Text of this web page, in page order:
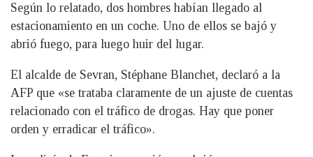
Según lo relatado, dos hombres habían llegado al
estacionamiento en un coche. Uno de ellos se bajó y
abrió fuego, para luego huir del lugar.
El alcalde de Sevran, Stéphane Blanchet, declaró a la
AFP que «se trataba claramente de un ajuste de cuentas
relacionado con el tráfico de drogas. Hay que poner
orden y erradicar el tráfico».